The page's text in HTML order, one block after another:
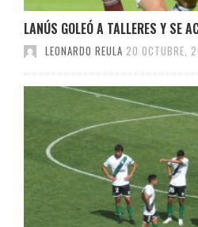
LANÚS GOLEÓ A TALLERES Y SE
LEONARDO REULA 20 OCTUBRE,